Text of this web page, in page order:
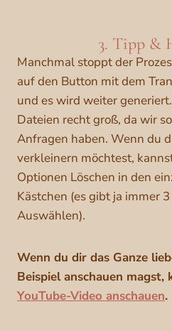
3. Tipp &
Manchmal stoppt der
auf den Button mit dem
und es wird weiter
Dateien recht groß, da wir
Anfragen haben. Wenn du
verkleinern möchtest,
Optionen Löschen in den
Kästchen (es gibt ja immer
Auswählen).
Wenn du dir das Ganze
Beispiel anschauen magst,
YouTube-Video anschauen.